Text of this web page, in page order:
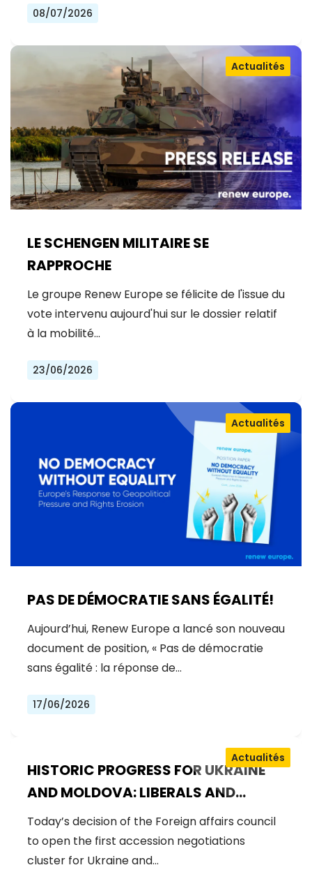
08/07/2026
LE SCHENGEN MILITAIRE SE
RAPPROCHE
Actualités
Le groupe Renew Europe se félicite de l'issue du
vote intervenu aujourd'hui sur le dossier relatif
à la mobilité…
23/06/2026
PAS DE DÉMOCRATIE SANS ÉGALITÉ!
Actualités
Aujourd’hui, Renew Europe a lancé son nouveau
document de position, « Pas de démocratie
sans égalité : la réponse de…
17/06/2026
HISTORIC PROGRESS FOR UKRAINE
AND MOLDOVA: LIBERALS AND
DEMOCRATS WELCOME THE OPENING
OF THE FIRST ACCESSION
NEGOTIATIONS CLUSTER
Actualités
Today’s decision of the Foreign affairs council
to open the first accession negotiations
cluster for Ukraine and…